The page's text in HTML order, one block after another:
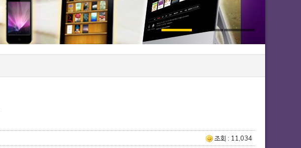
조회 : 11,034